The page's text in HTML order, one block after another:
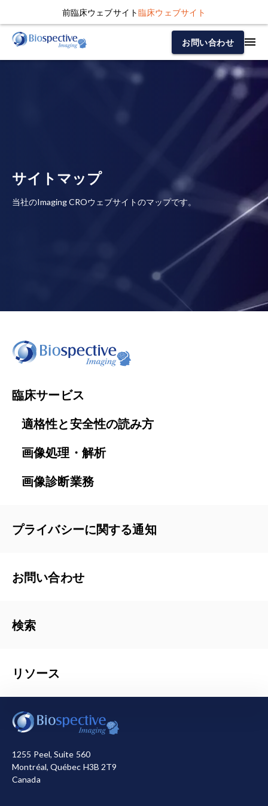
前臨床ウェブサイト臨床ウェブサイト
お問い合わせ
サイトマップ
当社のImaging CROウェブサイトのマップです。
臨床サービス
適格性と安全性の読み方
画像処理・解析
画像診断業務
プライバシーに関する通知
お問い合わせ
検索
リソース
ています。また、お客様による当サイトの利用状況を
測定して改善に役立てるため、またはマーケティング
のクッキーを許可または拒否する選択が可能です。当
社が使用するクッキーの詳細については
1255 Peel, Suite 560
Montréal, Québec H3B 2T9
Canada